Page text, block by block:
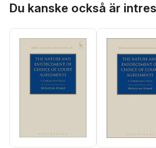
Du kanske också är